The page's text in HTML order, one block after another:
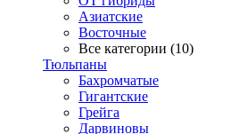
Азиатские
Восточные
Все категории (10)
Тюльпаны
Бахромчатые
Гигантские
Грейга
Дарвиновы